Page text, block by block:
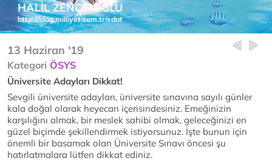
HALİL ZENCİROĞLU
http://blog.milliyet.com.tr/edat
13 Haziran '19
Kategori ÖSYS
Üniversite Adayları Dikkat!
Sevgili üniversite adayları, üniversite sınavına sayılı günler
kala doğal olarak heyecan içerisindesiniz. Emeğinizin
karşılığını almak, bir meslek sahibi olmak, geleceğinizi en
güzel biçimde şekillendirmek istiyorsunuz. İşte bunun için
önemli bir basamak olan Üniversite Sınavı öncesi şu
hatırlatmalara lütfen dikkat ediniz.